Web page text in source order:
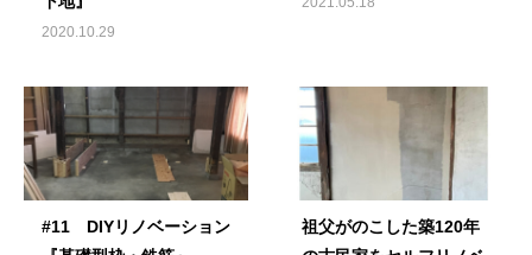
2020.10.29
#11 DIYリノベーション
祖父がのこした築120年